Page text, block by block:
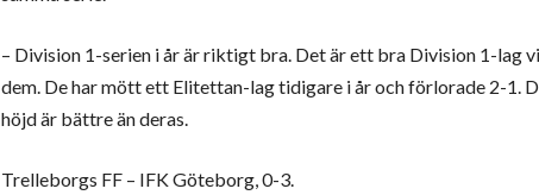
– Division 1-serien i år är riktigt bra. Det är ett bra Division 1-lag
dem. De har mött ett Elitettan-lag tidigare i år och förlorade 2-1.
höjd är bättre än deras.
Trelleborgs FF – IFK Göteborg, 0-3.